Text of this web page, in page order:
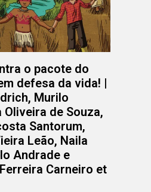
o pacote do
defesa da vida! |
Murilo
Oliveira de Souza,
Santorum,
Leão, Naila
Andrade e
Carneiro et